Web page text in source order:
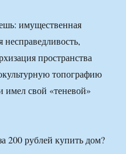
имущественная
пространства
топографию
свой «теневой»
200 рублей купить дом?